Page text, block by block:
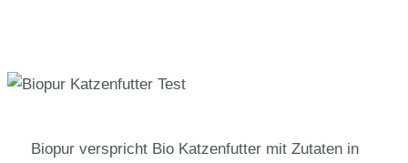
Biopur verspricht Bio Katzenfutter mit Zutaten in